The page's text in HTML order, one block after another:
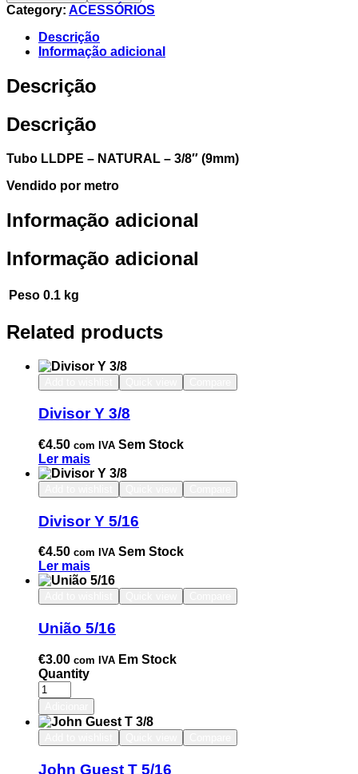
Category: ACESSÓRIOS
Descrição
Informação adicional
Descrição
Descrição
Tubo LLDPE – NATURAL – 3/8″ (9mm)
Vendido por metro
Informação adicional
Informação adicional
Peso 0.1 kg
Related products
Divisor Y 3/8
€4.50 com IVA Sem Stock
Ler mais
Divisor Y 5/16
€4.50 com IVA Sem Stock
Ler mais
União 5/16
€3.00 com IVA Em Stock
Quantity
John Guest T 5/16